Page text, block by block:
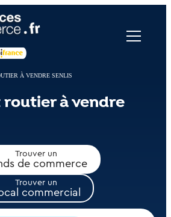
À VENDRE SENLIS
à vendre
Trouver un
de commerce
Trouver un
commercial
cookies